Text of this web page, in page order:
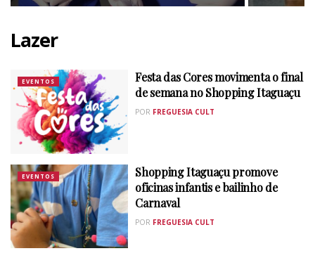
Lazer
EVENTOS
Festa das Cores movimenta o final
de semana no Shopping Itaguaçu
POR FREGUESIA CULT
EVENTOS
Shopping Itaguaçu promove
oficinas infantis e bailinho de
Carnaval
POR FREGUESIA CULT